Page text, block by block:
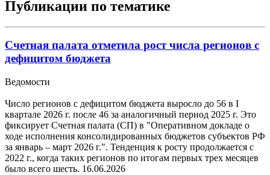
Публикации по тематике
Счетная палата отметила рост числа регионов с
дефицитом бюджета
Ведомости
Число регионов с дефицитом бюджета выросло до 56 в I
квартале 2026 г. после 46 за аналогичный период 2025 г. Это
фиксирует Счетная палата (СП) в "Оперативном докладе о
ходе исполнения консолидированных бюджетов субъектов РФ
за январь – март 2026 г.". Тенденция к росту продолжается с
2022 г., когда таких регионов по итогам первых трех месяцев
было всего шесть. 16.06.2026